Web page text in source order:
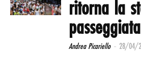
ritorna la
Andrea Picariello - 28/04/